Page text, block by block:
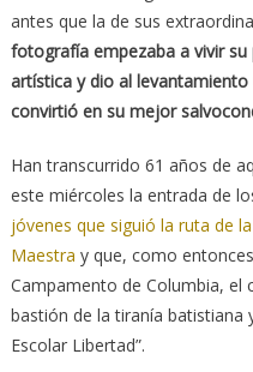
antes que la de sus
fotografía empezaba a vivir
artística y dio al
convirtió en su mejor
Han transcurrido 61 años de
este miércoles la entrada de
jóvenes que siguió la ruta de
Maestra y que, como
Campamento de Columbia, el
bastión de la tiranía batistiana
Escolar Libertad”.